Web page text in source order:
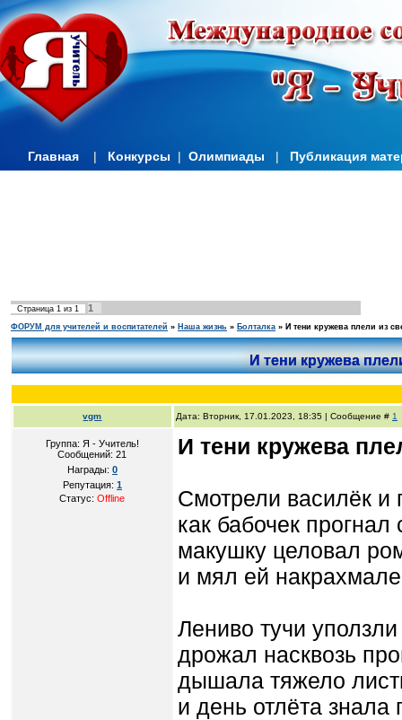
Главная | Конкурсы | Олимпиады | Публикация
Страница 1 из 1 1
ФОРУМ для учителей и воспитателей » Наша жизнь » Болталка » И тени кружева плели из
И тени кружева
vgm Дата: Вторник, 17.01.2023, 18:35 | Сообщение # 1
Группа: Я - Учитель!
Сообщений:21
Награды: 0
Репутация: 1
Статус:Offline
И тени кружева
Смотрели василёк и
как бабочек
макушку целовал
и мял ей
Лениво тучи
дрожал насквозь
дышала тяжело
и день отлёта знала